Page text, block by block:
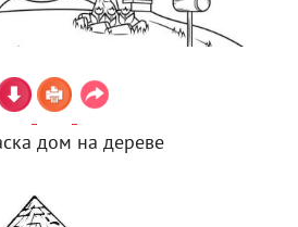
дом на дереве